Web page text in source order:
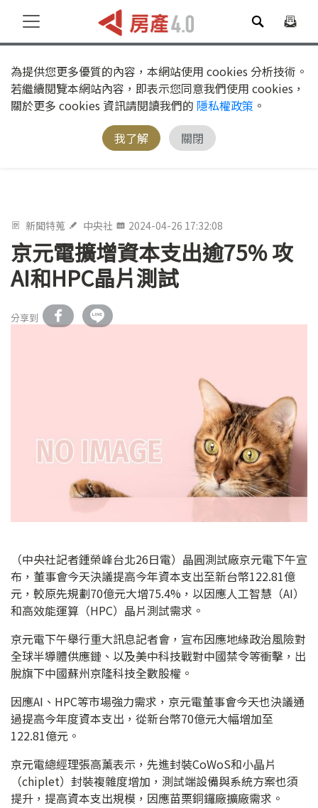
為提供您更多優質的內容，本網站使用 cookies 分析技術。
若繼續閱覽本網站內容，即表示您同意我們使用 cookies，
關於更多 cookies 資訊請閱讀我們的 隱私權政策 。
我了解
關閉
新聞特蒐 中央社 2024-04-26 17:32:08
京元電擴增資本支出逾75% 攻
AI和HPC晶片測試
分享到
（中央社記者鍾榮峰台北26日電）晶圓測試廠京元電下午宣
布，董事會今天決議提高今年資本支出至新台幣122.81億
元，較原先規劃70億元大增75.4%，以因應人工智慧（AI）
和高效能運算（HPC）晶片測試需求。
京元電下午舉行重大訊息記者會，宣布因應地緣政治風險對
全球半導體供應鏈、以及美中科技戰對中國禁令等衝擊，出
脫旗下中國蘇州京隆科技全數股權。
因應AI、HPC等市場強力需求，京元電董事會今天也決議通
過提高今年度資本支出，從新台幣70億元大幅增加至
122.81億元。
京元電總經理張高薰表示，先進封裝CoWoS和小晶片
（chiplet）封裝複雜度增加，測試端設備與系統方案也須
提升，提高資本支出規模，因應苗栗銅鑼廠擴廠需求。